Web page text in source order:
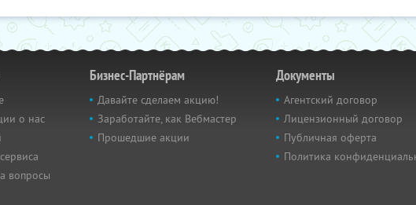
о нас
вопросы
Бизнес-Партнёрам
Давайте сделаем акцию!
Заработайте, как Вебмастер
Прошедшие акции
Документы
Агентский договор
Лицензионный договор
Публичная оферта
Политика